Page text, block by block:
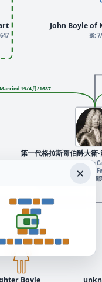
Married 19/4月/1687
第一代格拉斯哥伯爵大衛
出: 1/1月/1666 Kelburn
逝: 1/1月/1733
英国上议院议员, 英國上議
John Boyle of
逝:
×